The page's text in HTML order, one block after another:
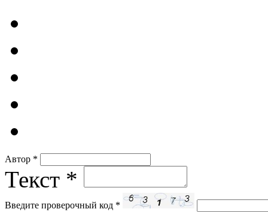
Автор *
Текст *
Введите проверочный код *